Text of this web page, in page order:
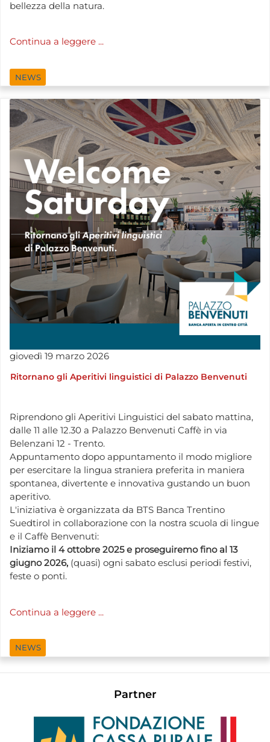
bellezza della natura.
Continua a leggere ...
NEWS
giovedì 19 marzo 2026
Ritornano gli Aperitivi linguistici di Palazzo Benvenuti
Riprendono gli Aperitivi Linguistici del sabato mattina,
dalle 11 alle 12.30 a Palazzo Benvenuti Caffè in via
Belenzani 12 - Trento.
Appuntamento dopo appuntamento il modo migliore
per esercitare la lingua straniera preferita in maniera
spontanea, divertente e innovativa gustando un buon
aperitivo.
L'iniziativa è organizzata da BTS Banca Trentino
Suedtirol in collaborazione con la nostra scuola di lingue
e il Caffè Benvenuti:
Iniziamo il 4 ottobre 2025 e proseguiremo fino al 13
giugno 2026, (quasi) ogni sabato esclusi periodi festivi,
feste o ponti.
Continua a leggere ...
NEWS
Partner